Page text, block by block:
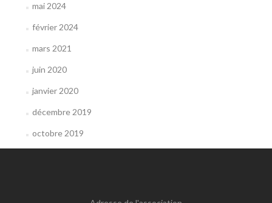
mai 2024
février 2024
mars 2021
juin 2020
janvier 2020
décembre 2019
octobre 2019